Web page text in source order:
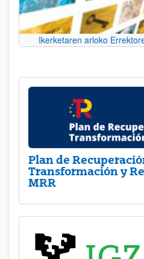
Ikerketaren arloko
Plan de
Transformación y
MRR